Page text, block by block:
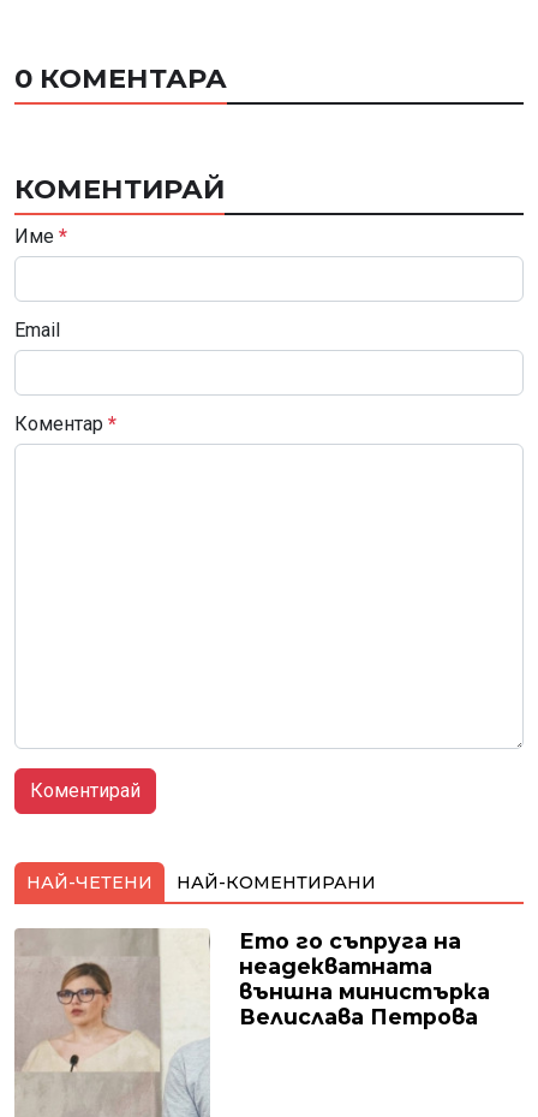
0 КОМЕНТАРА
КОМЕНТИРАЙ
Име *
Email
Коментар *
НАЙ-ЧЕТЕНИ НАЙ-КОМЕНТИРАНИ
Ето го съпруга на
неадекватната
външна министърка
Велислава Петрова